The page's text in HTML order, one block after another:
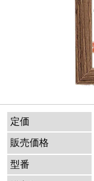
定価
販売価格
型番